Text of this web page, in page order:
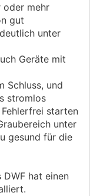
oder mehr
gut
unter
Geräte mit
Schluss, und
stromlos
starten
unter
gesund für die
hat einen